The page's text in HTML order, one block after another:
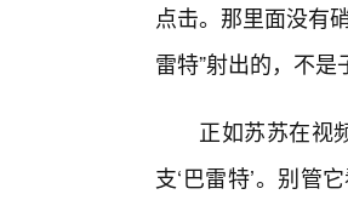
点击。那里面没有
雷特”射出的，不
正如苏苏在视
支‘巴雷特’。别管